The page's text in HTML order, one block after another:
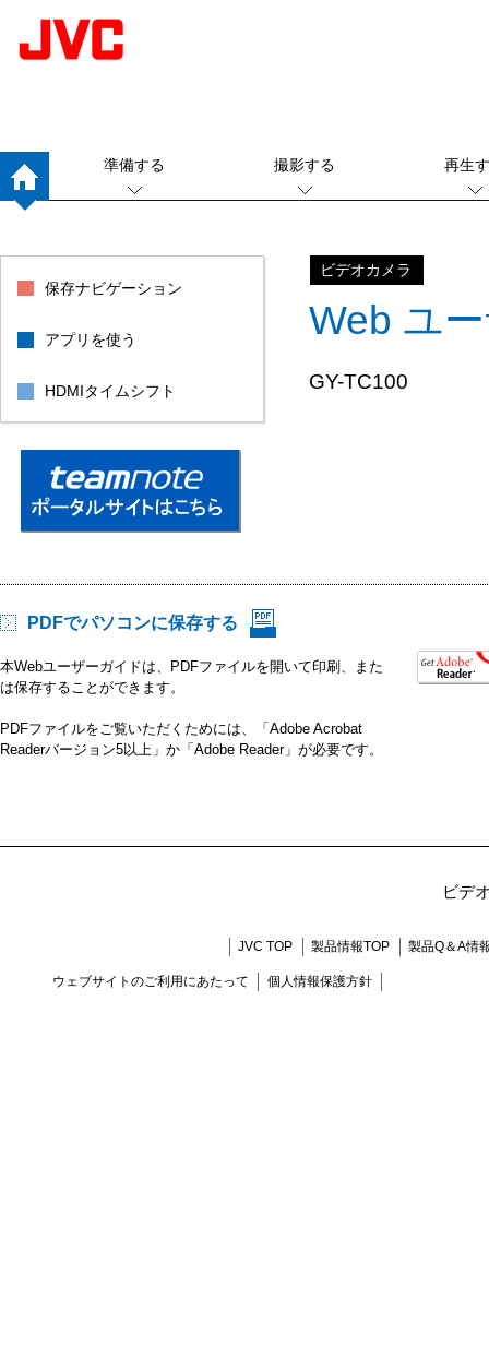
準備する 撮影する 再生
保存ナビゲーション
アプリを使う
HDMIタイムシフト
ビデオカメラ
Web ユ
GY-TC100
PDFでパソコンに保存する
本Webユーザーガイドは、PDFファイルを開いて印刷、また
は保存することができます。
PDFファイルをご覧いただくためには、「Adobe Acrobat
Readerバージョン5以上」か「Adobe Reader」が必要です。
ビデ
JVC TOP 製品情報TOP 製品Q＆A情
ウェブサイトのご利用にあたって 個人情報保護方針